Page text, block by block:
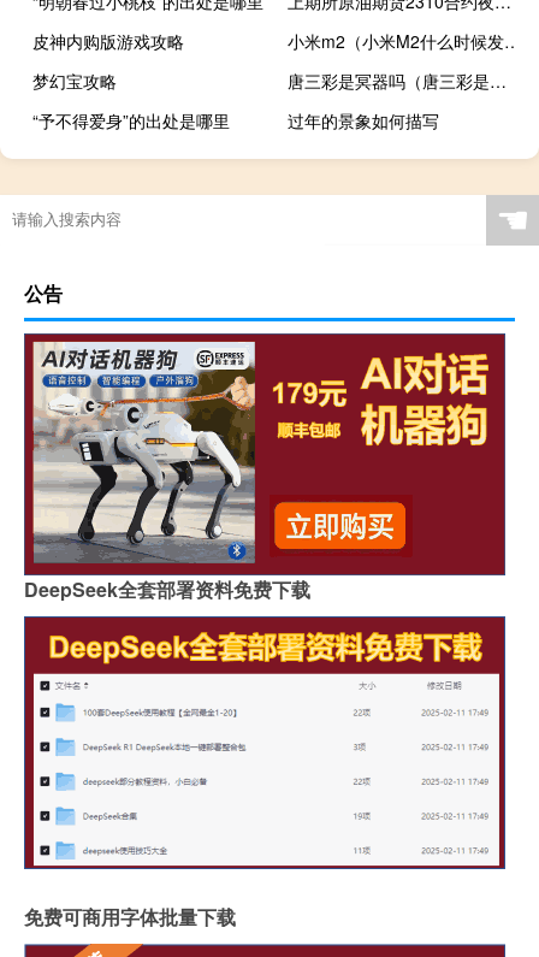
皮神内购版游戏攻略
小米m2（小米M2什么时候发售有什么功能,价位大概在多少之间）
梦幻宝攻略
唐三彩是冥器吗（唐三彩是哪三彩）
“予不得爱身”的出处是哪里
过年的景象如何描写
☚
公告
DeepSeek全套部署资料免费下载
免费可商用字体批量下载